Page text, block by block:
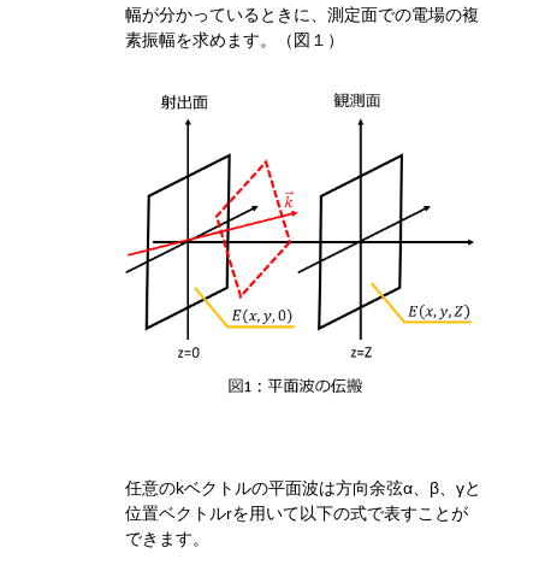
幅が分かっているときに、測定面での電場の複
素振幅を求めます。（図１）
任意のkベクトルの平面波は方向余弦α β
γと
位置ベクトルrを用いて以下の式で表すことが
できます。